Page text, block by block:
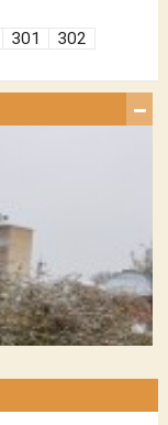
301
302